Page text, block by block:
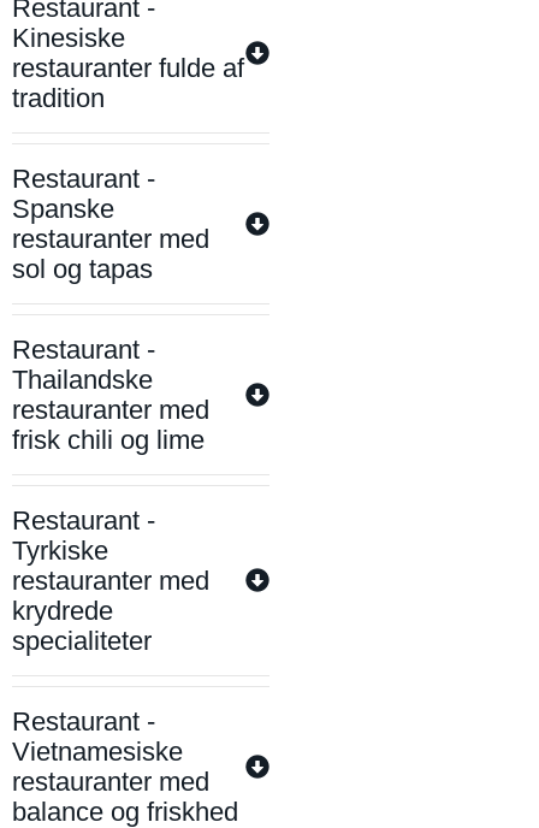
Restaurant -
Kinesiske
restauranter fulde af
tradition
Restaurant -
Spanske
restauranter med
sol og tapas
Restaurant -
Thailandske
restauranter med
frisk chili og lime
Restaurant -
Tyrkiske
restauranter med
krydrede
specialiteter
Restaurant -
Vietnamesiske
restauranter med
balance og friskhed